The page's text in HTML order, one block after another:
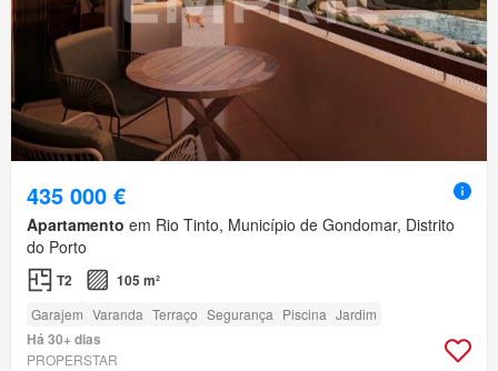
435 000 €
Apartamento em Rio Tinto, Município de Gondomar, Distrito
do Porto
T2 105 m²
Garajem Varanda Terraço Segurança Piscina Jardim
Há 30+ dias
PROPERSTAR